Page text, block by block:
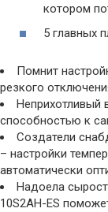
котором
5 главных
Помнит
резкого
Неприхотливый
способностью к
Создатели
– настройки
автоматически
Надоела
10S2AH-ES